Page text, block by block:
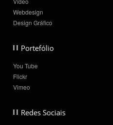
Webdesign
Design Gráfico
Portefólio
You Tube
Flickr
Vimeo
Redes Sociais